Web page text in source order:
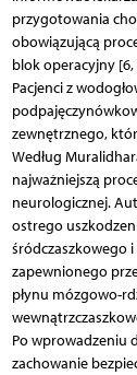
przygotowania
obowiązującą
blok operacyjny [6,
Pacjenci z
zewnętrznego,
Według
najważniejszą
neurologicznej.
ostrego
śródczaszkowego
zapewnionego
płynu mózgowo-
Po wprowadzeniu
zachowanie